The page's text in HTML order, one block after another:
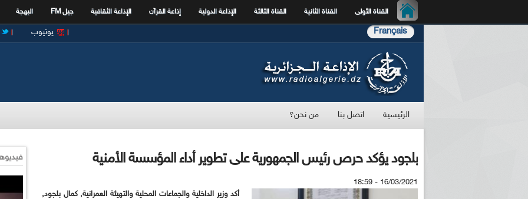
القناة الأولى القناة الثانية القناة الثالثة الإذاعة الدولية إذاعة القرآن الإذاعة الثقافية جيل FM البهجة
Français يوتيوب
الرئيسية اتصل بنا من نحن؟
بلجود يؤكد حرص رئيس الجمهورية على تطوير أداء المؤسسة الأمنية
16/03/2021 - 18:59
أكد وزير الداخلية والجماعات المحلية والتهيئة العمرانية, كمال بلجود,